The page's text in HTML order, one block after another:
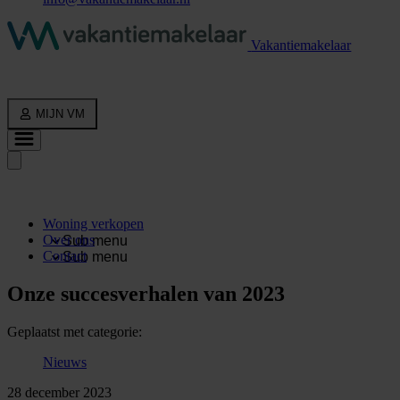
Vakantiemakelaar
MIJN VM
Woning verkopen
Sub menu
Over ons
Sub menu
Contact
Onze succesverhalen van 2023
Geplaatst met categorie:
Nieuws
28 december 2023